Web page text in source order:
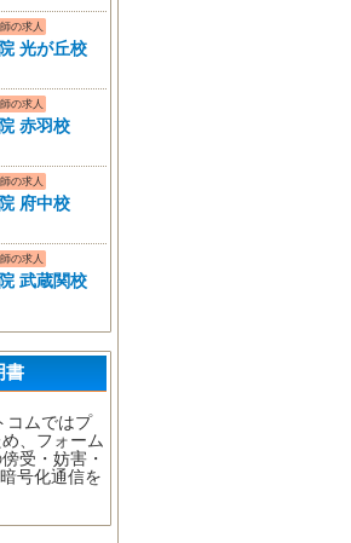
の求人
光が丘校
の求人
赤羽校
の求人
府中校
の求人
武蔵関校
書
コムではプ
、フォーム
受・妨害・
号化通信を